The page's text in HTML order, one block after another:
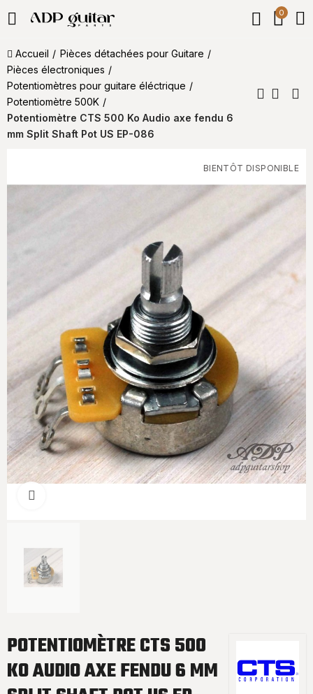
0
Accueil
Pièces détachées pour Guitare
Pièces électroniques
Potentiomètre​s pour guitare éléctrique
Potentiomètre 500K
Potentiomètre CTS 500 Ko Audio axe fendu 6
mm Split Shaft Pot US EP-086
BIENTÔT DISPONIBLE
POTENTIOMÈTRE CTS 500
KO AUDIO AXE FENDU 6 MM